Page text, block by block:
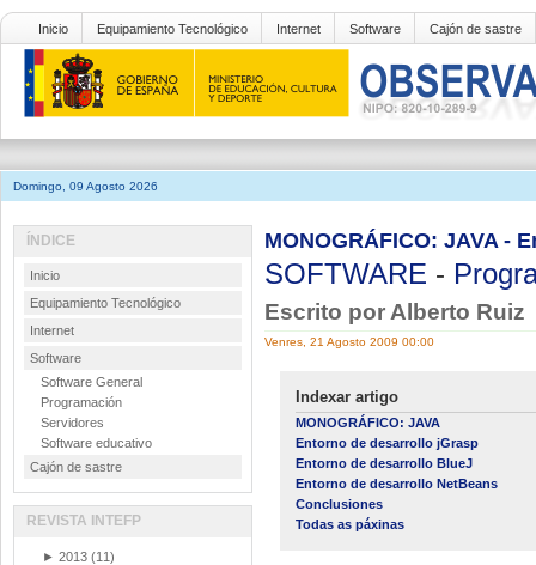
Inicio Equipamiento Tecnológico Internet Software Cajón de sastre
Domingo, 09 Agosto 2026
MONOGRÁFICO: JAVA -
SOFTWARE -
Escrito por Alberto Ruiz
Venres, 21 Agosto 2009 00:00
Indexar artigo
MONOGRÁFICO: JAVA
Entorno de desarrollo jGrasp
Entorno de desarrollo BlueJ
Entorno de desarrollo NetBeans
Conclusiones
Todas as páxinas
ÍNDICE
Inicio
Equipamiento Tecnológico
Internet
Software
Software General
Programación
Servidores
Software educativo
Cajón de sastre
REVISTA INTEFP
► 2013 (11)